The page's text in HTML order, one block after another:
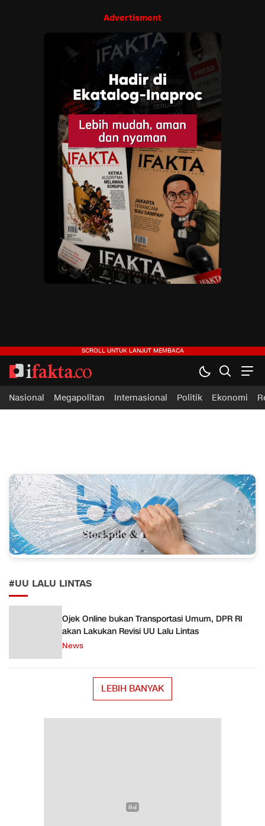
Advertisment
ifakta.co
#pastibenar
Nasional Megapolitan Internasional Politik Ekonomi
#UU LALU LINTAS
Ojek Online bukan Transportasi Umum, DPR RI
akan Lakukan Revisi UU Lalu Lintas
News
LEBIH BANYAK